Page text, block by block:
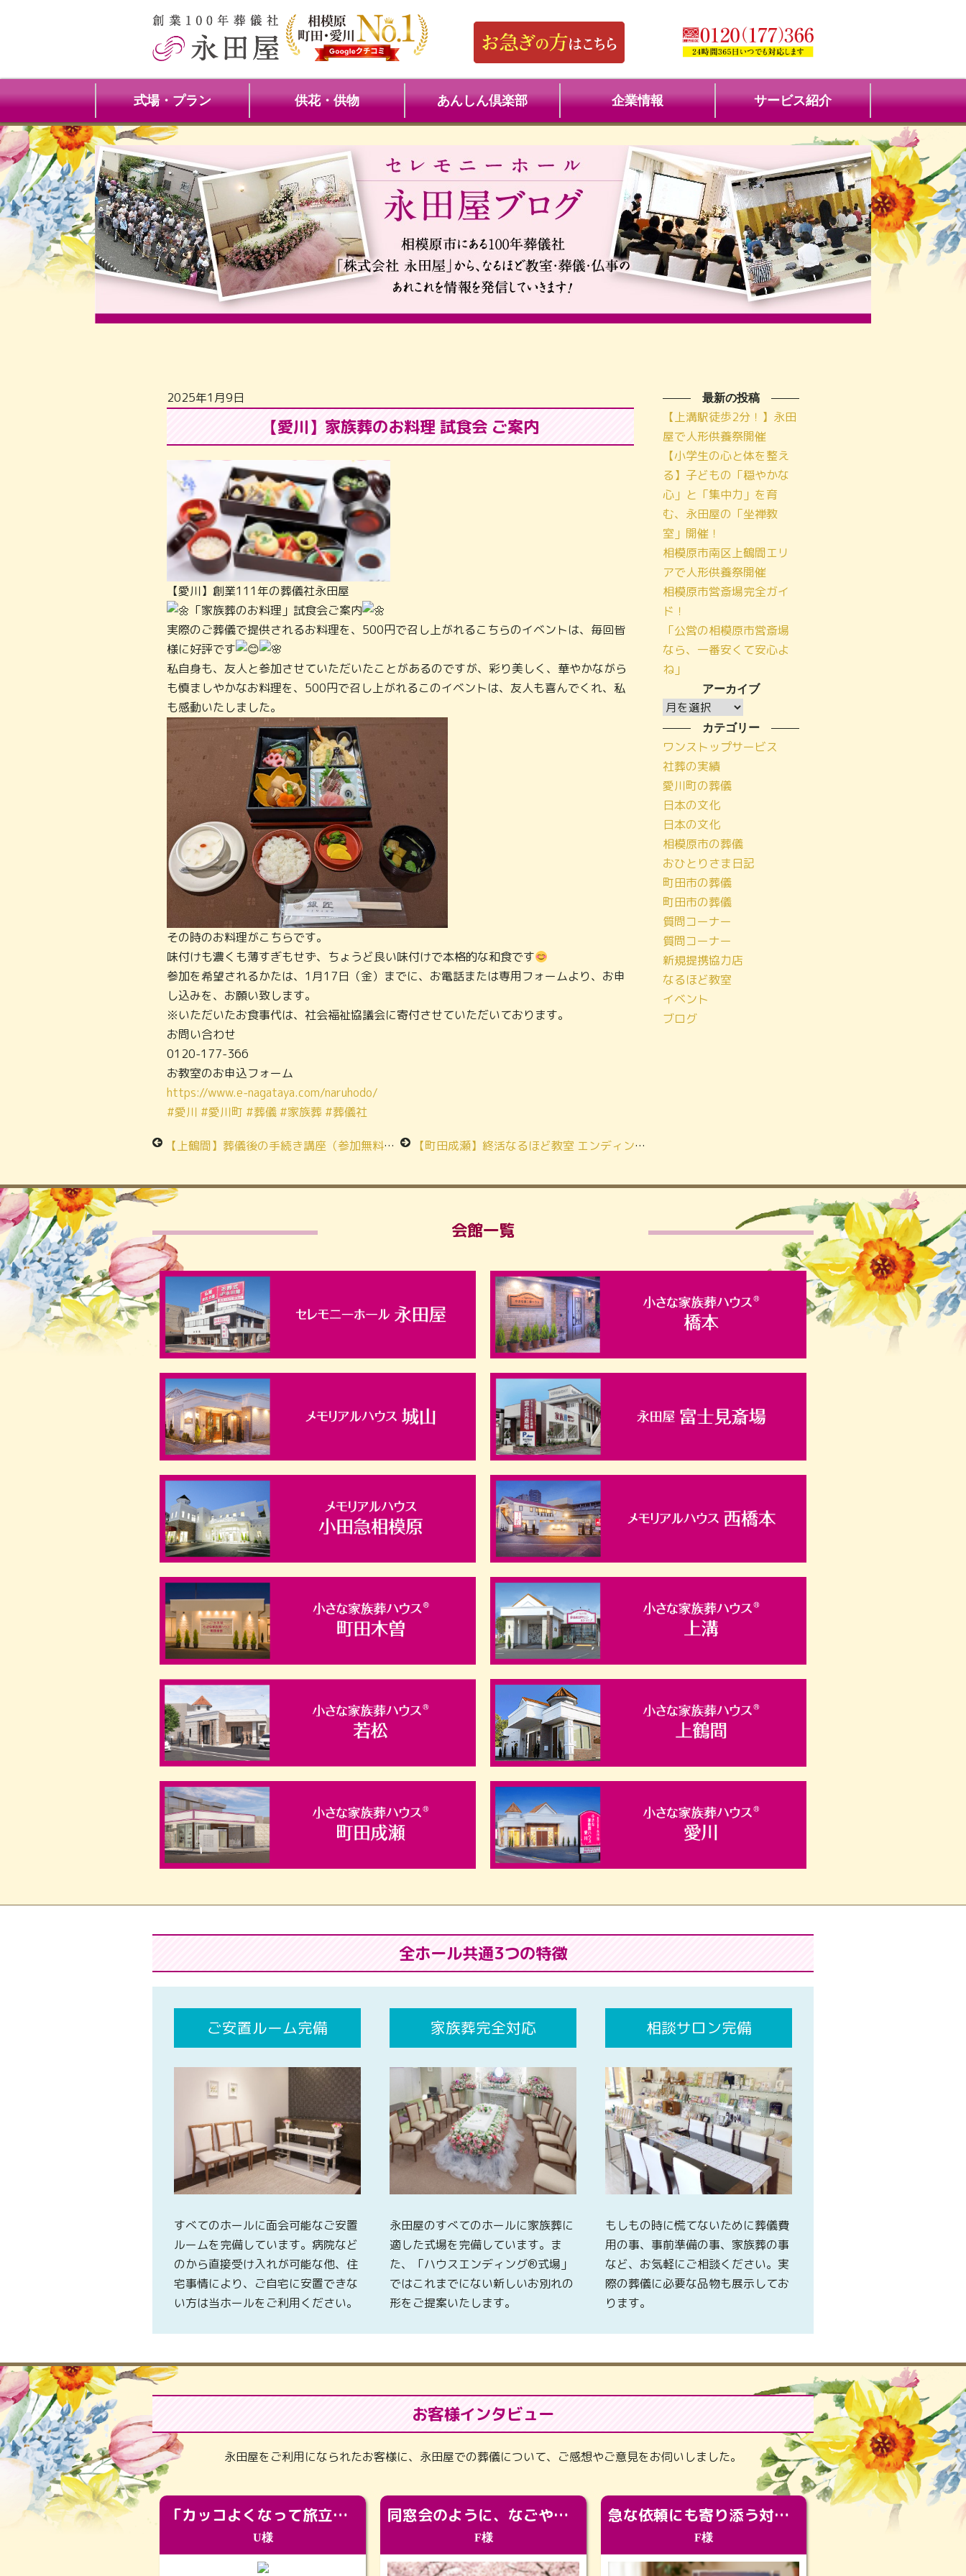
式場・プラン 供花・供物 あんしん倶楽部 企業情報 サービス紹介
2025年1月9日
【愛川】家族葬のお料理 試食会 ご案内
【愛川】創業111年の葬儀社永田屋
「家族葬のお料理」試食会ご案内
実際のご葬儀で提供されるお料理を、500円で召し上がれるこちらのイベントは、毎回皆
様に好評です
私自身も、友人と参加させていただいたことがあるのですが、彩り美しく、華やかながら
も慎ましやかなお料理を、500円で召し上がれるこのイベントは、友人も喜んでくれ、私
も感動いたしました。
その時のお料理がこちらです。
味付けも濃くも薄すぎもせず、ちょうど良い味付けで本格的な和食です
参加を希望されるかたは、1月17日（金）までに、お電話または専用フォームより、お申
し込みを、お願い致します。
※いただいたお食事代は、社会福祉協議会に寄付させていただいております。
お問い合わせ
0120-177-366
お教室のお申込フォーム
https://www.e-nagataya.com/naruhodo/
#愛川 #愛川町 #葬儀 #家族葬 #葬儀社
【上鶴間】葬儀後の手続き講座（参加無料）ご案内 【町田成瀬】終活なるほど教室 エンディングノートの書き方講座ご参加ありがとうございます
最新の投稿
【上溝駅徒歩2分！】永田
屋で人形供養祭開催
【小学生の心と体を整え
る】子どもの「穏やかな
心」と「集中力」を育
む、永田屋の「坐禅教
室」開催！
相模原市南区上鶴間エリ
アで人形供養祭開催
相模原市営斎場完全ガイ
ド！
「公営の相模原市営斎場
なら、一番安くて安心よ
ね」
アーカイブ
ア
ー
カ
イ
ブ
カテゴリー
ワンストップサービス
社葬の実績
愛川町の葬儀
日本の文化
日本の文化
相模原市の葬儀
おひとりさま日記
町田市の葬儀
町田市の葬儀
質問コーナー
質問コーナー
新規提携協力店
なるほど教室
イベント
ブログ
会館一覧
全ホール共通3つの特徴
ご安置ルーム完備
すべてのホールに面会可能なご安置
ルームを完備しています。病院など
のから直接受け入れが可能な他、住
宅事情により、ご自宅に安置できな
い方は当ホールをご利用ください。
家族葬完全対応
永田屋のすべてのホールに家族葬に
適した式場を完備しています。ま
た、「ハウスエンディング®式場」
ではこれまでにない新しいお別れの
形をご提案いたします。
相談サロン完備
もしもの時に慌てないために葬儀費
用の事、事前準備の事、家族葬の事
など、お気軽にご相談ください。実
際の葬儀に必要な品物も展示してお
ります。
お客様インタビュー
永田屋をご利用になられたお客様に、永田屋での葬儀について、ご感想やご意見をお伺いしました。
「カッコよくなって旅立っていってくれました（笑）もっとカッコいいって言ってあげればよかったな」
U様
同窓会のように、なごやかに。92歳の旅立ちを彩った、再会と感謝の場
F様
急な依頼にも寄り添う対応。メモリアルコーナーで振り返る大切な日々
F様